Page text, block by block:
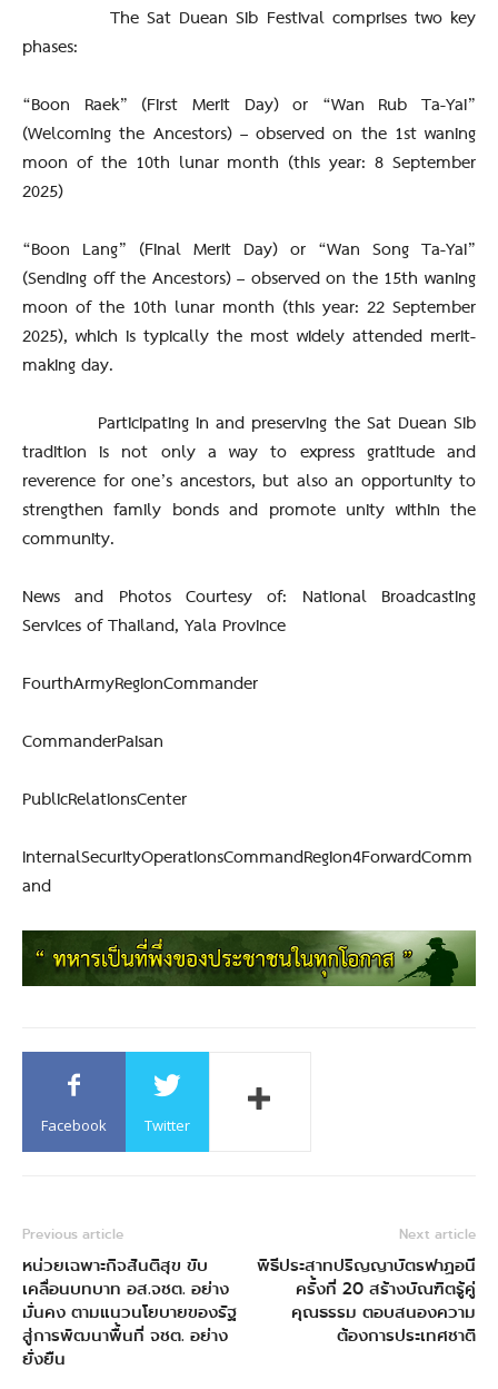
The Sat Duean Sib Festival comprises two key
phases:
“Boon Raek” (First Merit Day) or “Wan Rub Ta-Yai”
(Welcoming the Ancestors) – observed on the 1st waning
moon of the 10th lunar month (this year: 8 September
2025)
“Boon Lang” (Final Merit Day) or “Wan Song Ta-Yai”
(Sending off the Ancestors) – observed on the 15th waning
moon of the 10th lunar month (this year: 22 September
2025), which is typically the most widely attended merit-
making day.
Participating in and preserving the Sat Duean Sib
tradition is not only a way to express gratitude and
reverence for one’s ancestors, but also an opportunity to
strengthen family bonds and promote unity within the
community.
News and Photos Courtesy of: National Broadcasting
Services of Thailand, Yala Province
FourthArmyRegionCommander
CommanderPaisan
PublicRelationsCenter
InternalSecurityOperationsCommandRegion4ForwardComm
and
Facebook Twitter
Previous article
หน่วยเฉพาะกิจสันติสุข ขับ
เคลื่อนบทบาท อส.จชต. อย่าง
มั่นคง ตามแนวนโยบายของรัฐ
สู่การพัฒนาพื้นที่ จชต. อย่าง
ยั่งยืน
Next article
พิธีประสาทปริญญาบัตรฟาฏอนี
ครั้งที่ 20 สร้างบัณฑิตรู้คู่
คุณธรรม ตอบสนองความ
ต้องการประเทศชาติ